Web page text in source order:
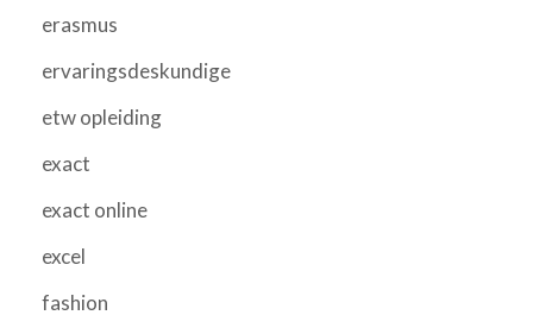
erasmus
ervaringsdeskundige
etw opleiding
exact
exact online
excel
fashion